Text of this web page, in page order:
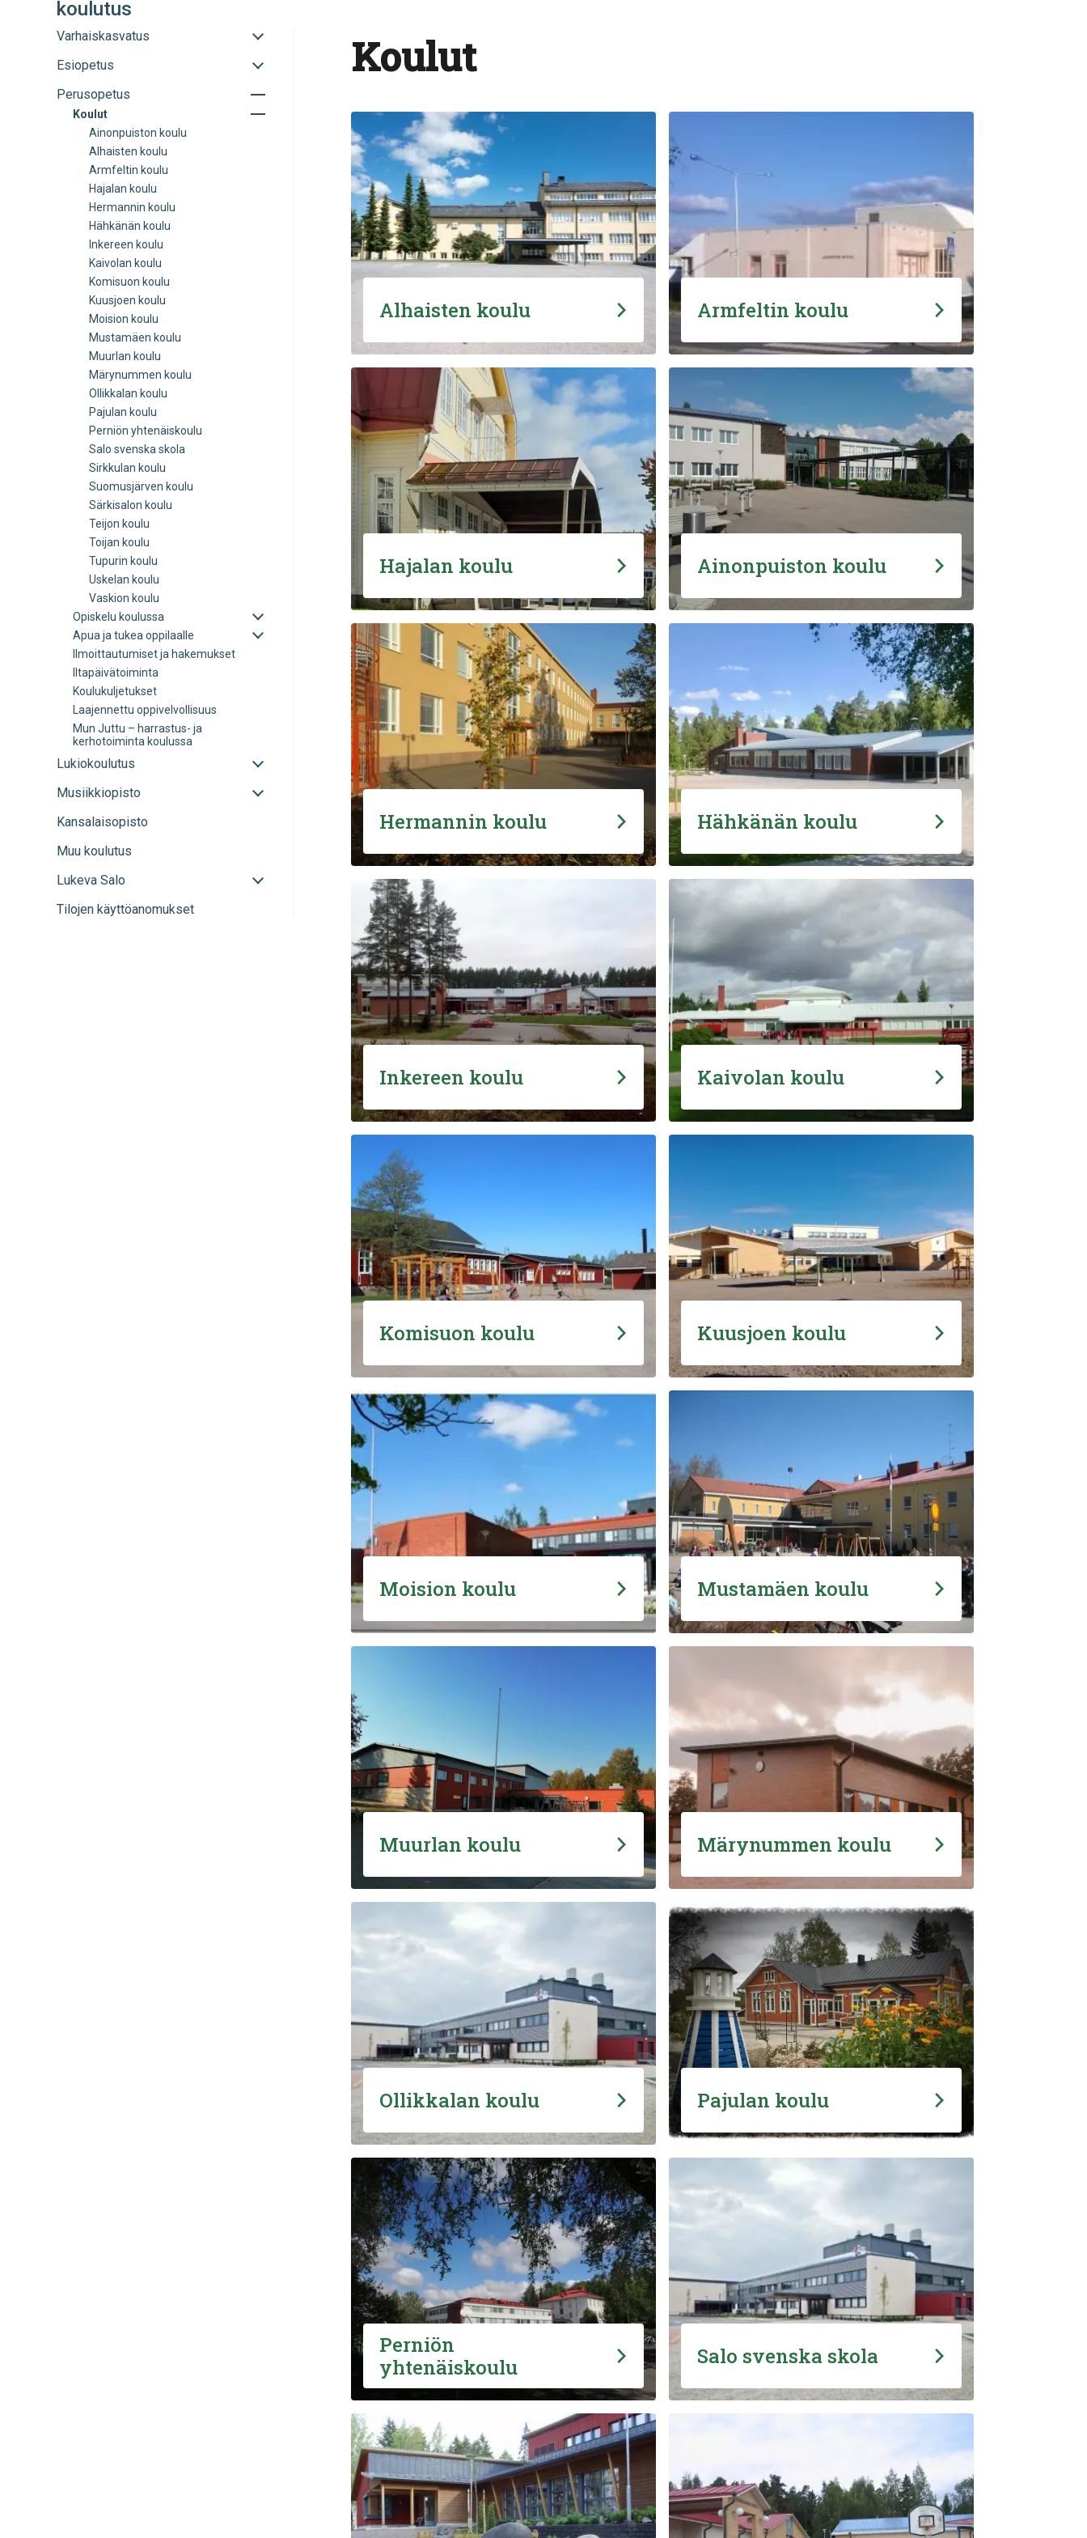
koulutus
Varhaiskasvatus
Avaa
sulje
Esiopetus
Avaa
sulje
alavalikko
Perusopetus
Avaa
Koulut
Avaa
Ainonpuiston koulu
Alhaisten koulu
Armfeltin koulu
Hajalan koulu
Hermannin koulu
Hähkänän koulu
Inkereen koulu
Kaivolan koulu
Komisuon koulu
Kuusjoen koulu
Moision koulu
Mustamäen koulu
Muurlan koulu
Märynummen koulu
Ollikkalan koulu
Pajulan koulu
Perniön yhtenäiskoulu
Salo svenska skola
Sirkkulan koulu
Suomusjärven koulu
Särkisalon koulu
Teijon koulu
Toijan koulu
Tupurin koulu
Uskelan koulu
Vaskion koulu
Opiskelu koulussa
Avaa
sulje
Apua ja tukea oppilaalle
Avaa
Ilmoittautumiset ja hakemukset
Iltapäivätoiminta
Koulukuljetukset
Laajennettu oppivelvollisuus
Mun Juttu – harrastus- ja
kerhotoiminta koulussa
Lukiokoulutus
Avaa
sulje
Musiikkiopisto
Avaa
Kansalaisopisto
Muu koulutus
Lukeva Salo
Avaa
Tilojen käyttöanomukset
Koulut
Alhaisten koulu Armfeltin koulu
Hajalan koulu Ainonpuiston koulu
Hermannin koulu Hähkänän koulu
Inkereen koulu Kaivolan koulu
Komisuon koulu Kuusjoen koulu
Moision koulu Mustamäen koulu
Muurlan koulu Märynummen koulu
Ollikkalan koulu Pajulan koulu
Perniön
yhtenäiskoulu
Salo svenska skola